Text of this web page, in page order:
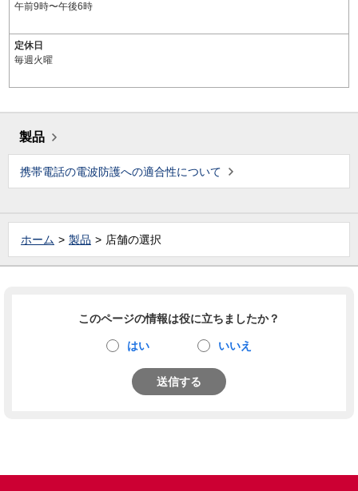
午前9時〜午後6時
定休日
毎週火曜
製品
携帯電話の電波防護への適合性について
ホーム 製品 店舗の選択
このページの情報は役に立ちましたか？
はい いいえ
送信する